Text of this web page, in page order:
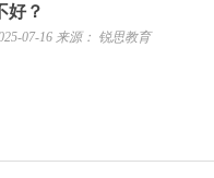
好？
07-16 来源： 锐思教育